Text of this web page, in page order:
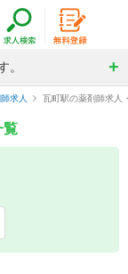
。
求人 瓦町駅の薬剤師求人
覧